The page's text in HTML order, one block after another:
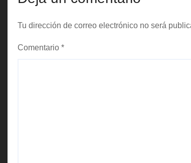
a
d
Tu dirección de correo electrónico no será
Comentario *